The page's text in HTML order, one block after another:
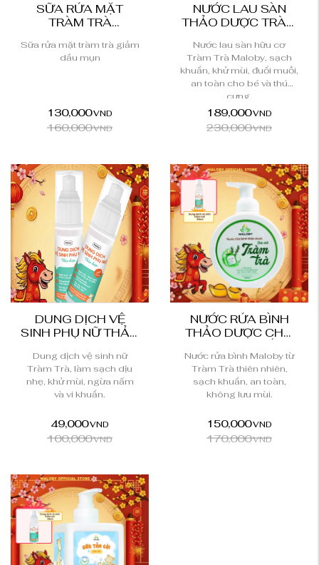
SỮA RỬA MẶT
TRÀM TRÀ
Sữa rửa mặt tràm trà giảm
dầu mụn
130,000VND
160,000VND
NƯỚC LAU SÀN
THẢO DƯỢC TRÀM
Nước lau sàn hữu cơ
Tràm Trà Maloby, sạch
khuẩn, khử mùi, đuổi muỗi,
an toàn cho bé và thú
cưng.
189,000VND
230,000VND
DUNG DỊCH VỆ
SINH PHỤ NỮ THẢO
MALOBY
Dung dịch vệ sinh nữ
Tràm Trà, làm sạch dịu
nhẹ, khử mùi, ngừa nấm
và vi khuẩn.
49,000VND
100,000VND
NƯỚC RỬA BÌNH
THẢO DƯỢC CHO
TRÀM...
Nước rửa bình Maloby từ
Tràm Trà thiên nhiên,
sạch khuẩn, an toàn,
không lưu mùi.
150,000VND
170,000VND